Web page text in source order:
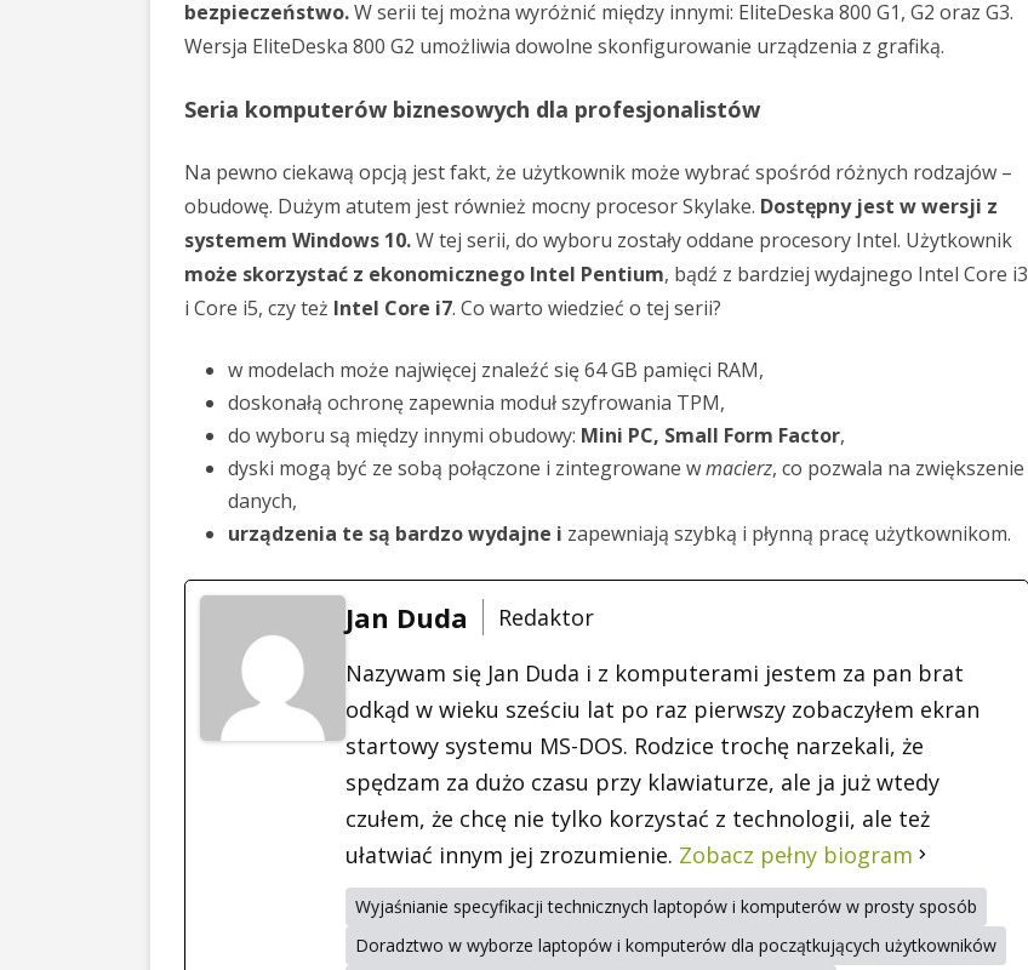
bezpieczeństwo.W serii tej można wyróżnić między innymi: EliteDeska 800 G1, G2 oraz G3.
Wersja EliteDeska 800 G2 umożliwia dowolne skonfigurowanie urządzenia z grafiką.
Seria komputerów biznesowych dla profesjonalistów
Na pewno ciekawą opcją jest fakt, że użytkownik może wybrać spośród różnych rodzajów –
obudowę. Dużym atutem jest również mocny procesor Skylake. Dostępny jest w wersji z
systemem Windows 10.W tej serii, do wyboru zostały oddane procesory Intel. Użytkownik
może skorzystać z ekonomicznego Intel Pentium, bądź z bardziej wydajnego Intel Core i3
i Core i5, czy też Intel Core i7. Co warto wiedzieć o tej serii?
w modelach może najwięcej znaleźć się 64 GB pamięci RAM,
doskonałą ochronę zapewnia moduł szyfrowania TPM,
do wyboru są między innymi obudowy: Mini PC, Small Form Factor,
dyski mogą być ze sobą połączone i zintegrowane wmacierz, co pozwala na zwiększenie
danych,
urządzenia te są bardzo wydajne i zapewniają szybką i płynną pracę użytkownikom.
Jan Duda
Redaktor
Nazywam się Jan Duda i z komputerami jestem za pan brat
odkąd w wieku sześciu lat po raz pierwszy zobaczyłem ekran
startowy systemu MS-DOS. Rodzice trochę narzekali, że
spędzam za dużo czasu przy klawiaturze, ale ja już wtedy
czułem, że chcę nie tylko korzystać z technologii, ale też
ułatwiać innym jej zrozumienie. Zobacz pełny biogram
Wyjaśnianie specyfikacji technicznych laptopów i komputerów w prosty sposób
Doradztwo w wyborze laptopów i komputerów dla początkujących użytkowników